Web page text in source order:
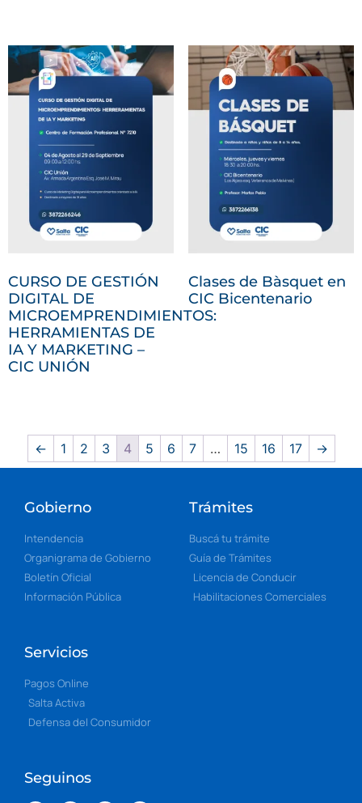
CURSO DE GESTIÓN
DIGITAL DE
MICROEMPRENDIMIENTOS:
HERRAMIENTAS DE
IA Y MARKETING –
CIC UNIÓN
Clases de Bàsquet en
CIC Bicentenario
← 1 2 3 4 5 6 7 … 15 16 17 →
Gobierno
Intendencia
Organigrama de Gobierno
Boletín Oficial
Información Pública
Trámites
Buscá tu trámite
Guía de Trámites
Licencia de Conducir
Habilitaciones Comerciales
Servicios
Pagos Online
Salta Activa
Defensa del Consumidor
Seguinos